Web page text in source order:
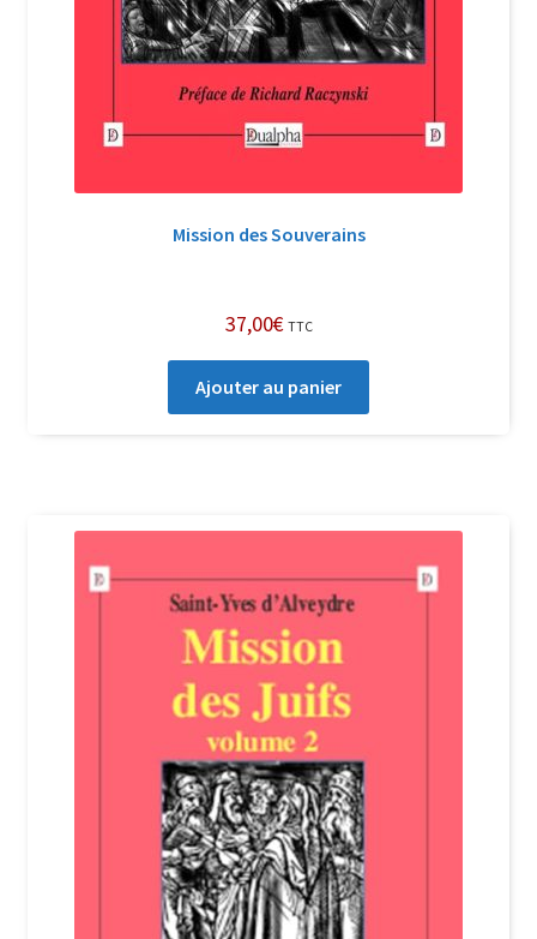
Mission des Souverains
37,00€ TTC
Ajouter au panier